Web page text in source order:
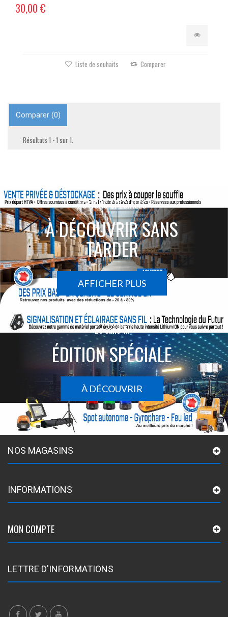
30,00 €
Liste de souhaits Comparer
Comparer (0)
Résultats 1 - 1 sur 1.
ACTIONS SPÉCIALES
À DÉCOUVRIR SANS
TARDER
AFFICHER PLUS
Le sans-fil
ÉDITION SPÉCIALE
À DÉCOUVRIR
NOS MAGASINS
INFORMATIONS
MON COMPTE
LETTRE D'INFORMATIONS